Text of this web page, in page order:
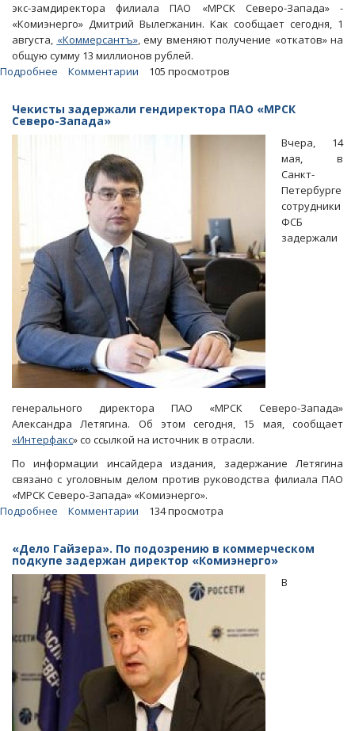
экс-замдиректора филиала ПАО «МРСК Северо-Запада» -
«Комиэнерго» Дмитрий Вылегжанин. Как сообщает сегодня, 1
августа, «Коммерсантъ», ему вменяют получение «откатов» на
общую сумму 13 миллионов рублей.
Подробнее
Топ-
Северо-
Запада»
вменили
«откат»
13
миллионов
Комментарии 105 просмотров
Чекисты задержали гендиректора ПАО «МРСК
Северо-Запада»
Вчера, 14
мая, в
Санкт-
Петербурге
сотрудники
ФСБ
задержали
генерального директора ПАО «МРСК Северо-Запада»
Александра Летягина. Об этом сегодня, 15 мая, сообщает
«Интерфакс» со ссылкой на источник в отрасли.
По информации инсайдера издания, задержание Летягина
связано с уголовным делом против руководства филиала ПАО
«МРСК Северо-Запада» «Комиэнерго».
Подробнее
задержали
гендиректора
ПАО
«МРСК
Северо-
Запада»
Комментарии 134 просмотра
«Дело Гайзера». По подозрению в коммерческом
подкупе задержан директор «Комиэнерго»
В